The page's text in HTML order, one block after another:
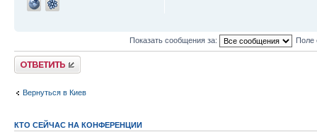
Показать сообщения за: Поле
Ответить
Вернуться в Киев
КТО СЕЙЧАС НА КОНФЕРЕНЦИИ